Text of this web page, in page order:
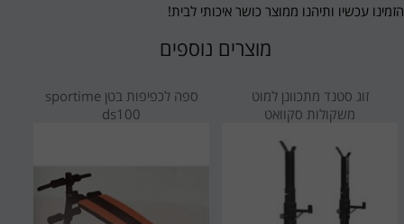
הזמינו עכשיו ותיהנו ממוצר כושר איכותי לבית!
מוצרים נוספים
זוג סטנד מתכוונן למוט
משקולות סקוואט
ספה לכפיפות בטן sportime
ds100